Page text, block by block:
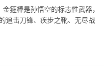
箍棒是孙悟空的标志性武器，
追击刀锋、疾步之靴、无尽战